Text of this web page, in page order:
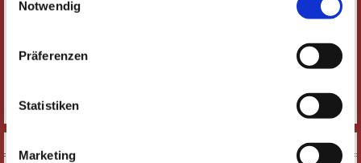
Datenschutzhinweise
Notwendig
Präferenzen
Statistiken
Marketing
Große Reihe IKS JAZZ
Derzeit keine Veranstaltung in dieser Kategorie